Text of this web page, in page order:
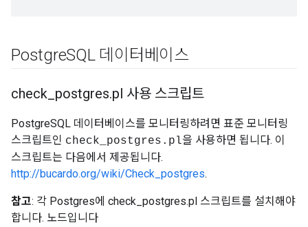
PostgreSQL 데이터베이스
check postgres.pl 사용 스크립트
PostgreSQL 데이터베이스를 모니터링하려면 표준 모니터링
스크립트인 check_postgres.pl을 사용하면 됩니다. 이
스크립트는 다음에서 제공됩니다.
http://bucardo.org/wiki/Check_postgres.
참고: 각 Postgres에 check_postgres.pl 스크립트를 설치해야
합니다. 노드입니다